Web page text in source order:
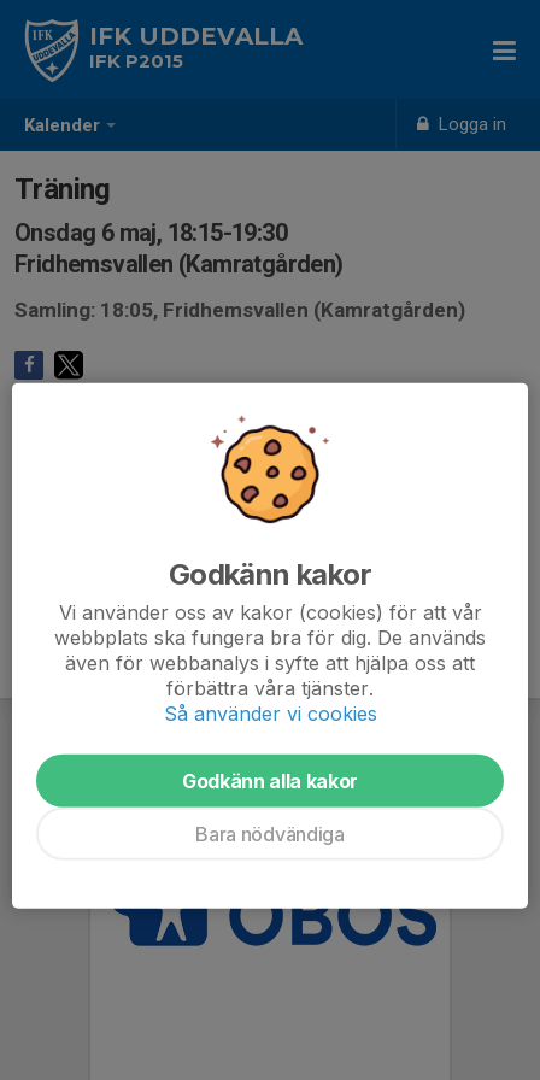
Kalender Logga in
IFK UDDEVALLA
IFK P2015
Träning
Onsdag 6 maj, 18:15-19:30
Fridhemsvallen (Kamratgården)
Samling: 18:05, Fridhemsvallen (Kamratgården)
Godkänn kakor
Vi använder oss av kakor (cookies) för att vår
webbplats ska fungera bra för dig. De används
även för webbanalys i syfte att hjälpa oss att
förbättra våra tjänster.
Så använder vi cookies
Godkänn alla kakor
Bara nödvändiga